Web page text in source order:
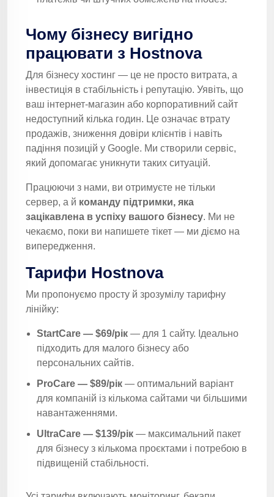
Чому бізнесу вигідно
працювати з Hostnova
Для бізнесу хостинг — це не просто витрата, а
інвестиція в стабільність і репутацію. Уявіть, що
ваш інтернет-магазин або корпоративний сайт
недоступний кілька годин. Це означає втрату
продажів, зниження довіри клієнтів і навіть
падіння позицій у Google. Ми створили сервіс,
який допомагає уникнути таких ситуацій.
Працюючи з нами, ви отримуєте не тільки
сервер, а й команду підтримки, яка
зацікавлена в успіху вашого бізнесу. Ми не
чекаємо, поки ви напишете тікет — ми діємо на
випередження.
Тарифи Hostnova
Ми пропонуємо просту й зрозумілу тарифну
лінійку:
StartCare — $69/рік — для 1 сайту. Ідеально
підходить для малого бізнесу або
персональних сайтів.
ProCare — $89/рік — оптимальний варіант
для компаній із кількома сайтами чи більшими
навантаженнями.
UltraCare — $139/рік — максимальний пакет
для бізнесу з кількома проєктами і потребою в
підвищеній стабільності.